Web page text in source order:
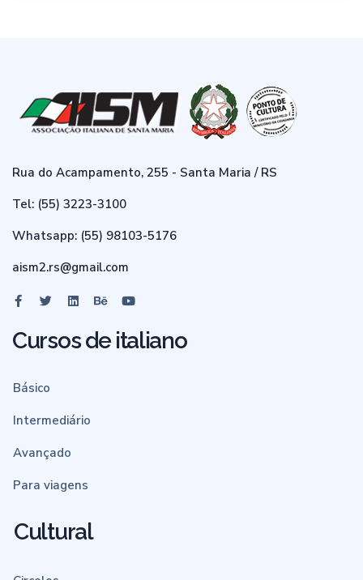
Rua do Acampamento, 255 - Santa Maria / RS
Tel: (55) 3223-3100
Whatsapp: (55) 98103-5176
aism2.rs@gmail.com
Cursos de italiano
Básico
Intermediário
Avançado
Para viagens
Cultural